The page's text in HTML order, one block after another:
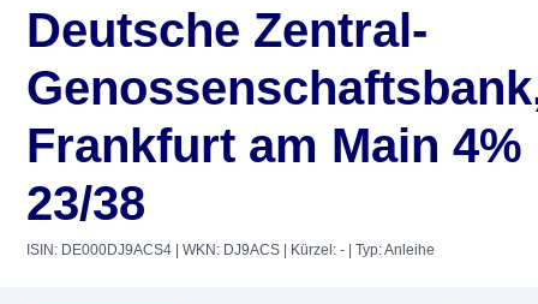
Deutsche Zentral-
Frankfurt am Main 4%
23/38
ISIN: DE000DJ9ACS4 | WKN: DJ9ACS | Kürzel: - | Typ: Anleihe